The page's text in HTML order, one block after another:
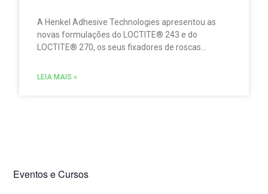
A Henkel Adhesive Technologies apresentou as
novas formulações do LOCTITE® 243 e do
LOCTITE® 270, os seus fixadores de roscas
permanente a tornilharia metálica, evitando
LEIA MAIS »
Eventos e Cursos